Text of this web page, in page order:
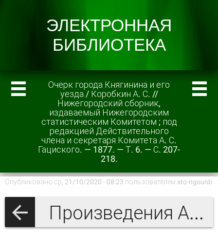
Очерк города Княгинина и его
уезда / Коробкин А. С. //
Нижегородский сборник,
издаваемый Нижегородским
статистическим Комитетом ; под
редакцией Действительного
члена и секретаря Комитета А. С.
Гациского. — 1877. — Т. 6. — С. 207-
218.
Опубликовано ср, 21/10/2020 - 08:23 пользователем sto-ngounb
Произведения А.С. Гациского и литература о нём